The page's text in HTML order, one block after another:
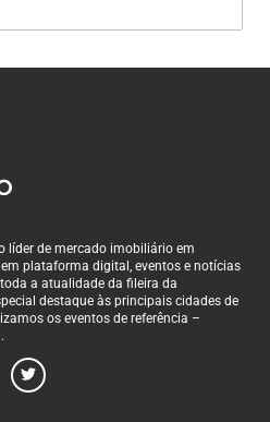
líder de mercado imobiliário em
plataforma digital, eventos e notícias
a atualidade da fileira da
destaque às principais cidades de
os eventos de referência –